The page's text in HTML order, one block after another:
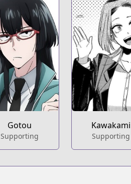
Gotou
Supporting
Kawakami
Supporting